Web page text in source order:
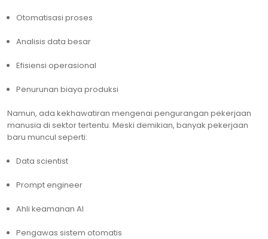
Otomatisasi proses
Analisis data besar
Efisiensi operasional
Penurunan biaya produksi
Namun, ada kekhawatiran mengenai pengurangan pekerjaan
manusia di sektor tertentu. Meski demikian, banyak pekerjaan
baru muncul seperti:
Data scientist
Prompt engineer
Ahli keamanan AI
Pengawas sistem otomatis